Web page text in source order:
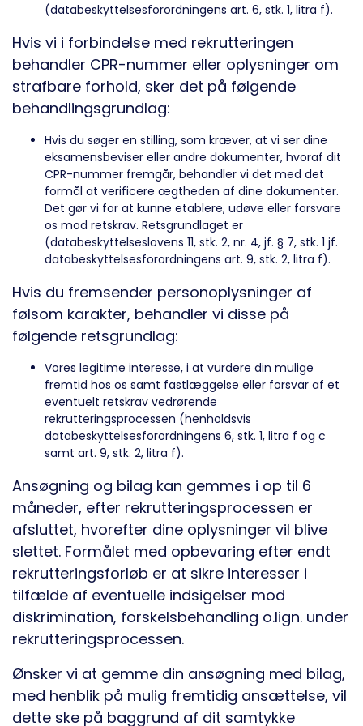
(databeskyttelsesforordningens art. 6, stk. 1, litra f).
Hvis vi i forbindelse med rekrutteringen
behandler CPR-nummer eller oplysninger om
strafbare forhold, sker det på følgende
behandlingsgrundlag:
Hvis du søger en stilling, som kræver, at vi ser dine
eksamensbeviser eller andre dokumenter, hvoraf dit
CPR-nummer fremgår, behandler vi det med det
formål at verificere ægtheden af ​​dine dokumenter.
Det gør vi for at kunne etablere, udøve eller forsvare
os mod retskrav. Retsgrundlaget er
(databeskyttelseslovens 11, stk. 2, nr. 4, jf. § 7, stk. 1 jf.
databeskyttelsesforordningens art. 9, stk. 2, litra f).
Hvis du fremsender personoplysninger af
følsom karakter, behandler vi disse på
følgende retsgrundlag:
Vores legitime interesse, i at vurdere din mulige
fremtid hos os samt fastlæggelse eller forsvar af et
eventuelt retskrav vedrørende
rekrutteringsprocessen (henholdsvis
databeskyttelsesforordningens 6, stk. 1, litra f og c
samt art. 9, stk. 2, litra f).
Ansøgning og bilag kan gemmes i op til 6
måneder, efter rekrutteringsprocessen er
afsluttet, hvorefter dine oplysninger vil blive
slettet. Formålet med opbevaring efter endt
rekrutteringsforløb er at sikre interesser i
tilfælde af eventuelle indsigelser mod
diskrimination, forskelsbehandling o.lign. under
rekrutteringsprocessen.
Ønsker vi at gemme din ansøgning med bilag,
med henblik på mulig fremtidig ansættelse, vil
dette ske på baggrund af dit samtykke